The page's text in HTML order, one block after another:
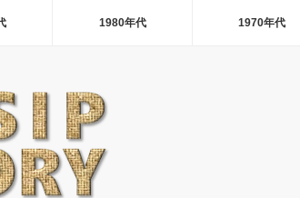
1980年代 1970年代